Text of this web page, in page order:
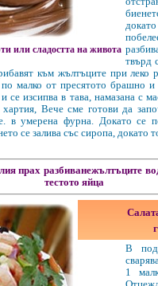
или сладостта на живота
твърд
към жълтъците при леко
малко от пресятото брашно и
се изсипва в тава, намазана с
Вече сме готови да
в умерена фурна. Докато се
се залива със сиропа, докато
прах разбиванежълтъците
тестото яйца
В
1